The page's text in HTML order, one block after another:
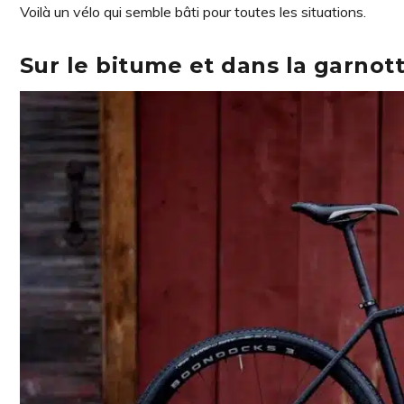
Voilà un vélo qui semble bâti pour toutes les situations.
Sur le bitume et dans la